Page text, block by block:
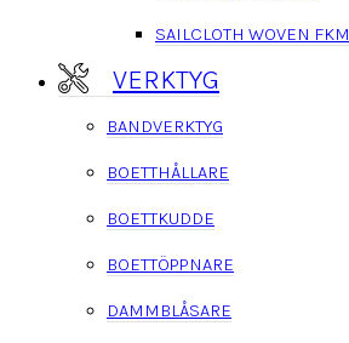
SAILCLOTH WOVEN FKM
VERKTYG
BANDVERKTYG
BOETTHÅLLARE
BOETTKUDDE
BOETTÖPPNARE
DAMMBLÅSARE